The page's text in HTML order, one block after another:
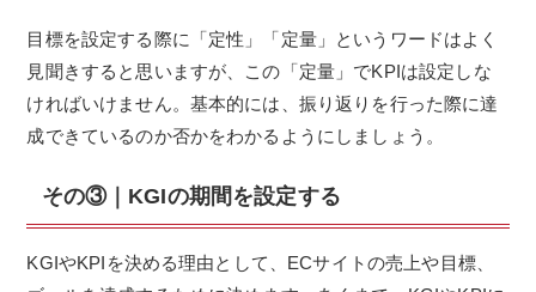
目標を設定する際に「定性」「定量」というワードはよく
見聞きすると思いますが、この「定量」でKPIは設定しな
ければいけません。基本的には、振り返りを行った際に達
成できているのか否かをわかるようにしましょう。
その③｜KGIの期間を設定する
KGIやKPIを決める理由として、ECサイトの売上や目標、